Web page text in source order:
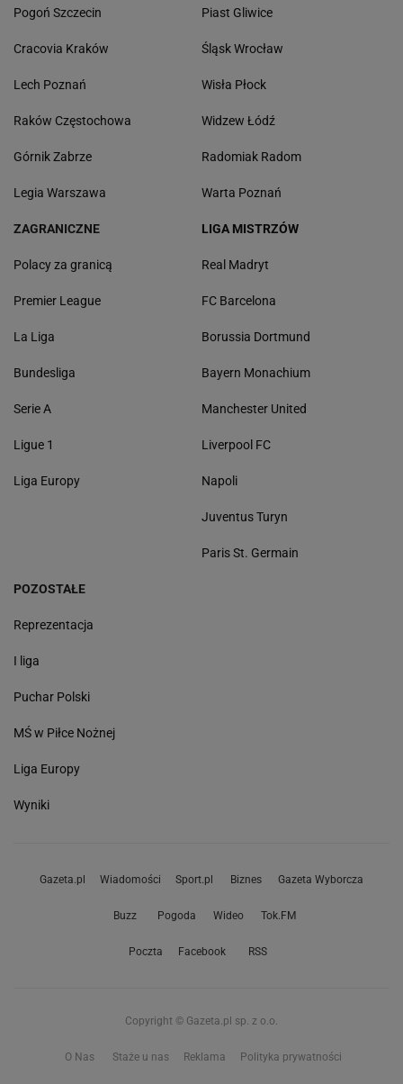
Pogoń Szczecin
Cracovia Kraków
Lech Poznań
Raków Częstochowa
Górnik Zabrze
Legia Warszawa
Piast Gliwice
Śląsk Wrocław
Wisła Płock
Widzew Łódź
Radomiak Radom
Warta Poznań
ZAGRANICZNE
Polacy za granicą
Premier League
La Liga
Bundesliga
Serie A
Ligue 1
Liga Europy
LIGA MISTRZÓW
Real Madryt
FC Barcelona
Borussia Dortmund
Bayern Monachium
Manchester United
Liverpool FC
Napoli
Juventus Turyn
Paris St. Germain
POZOSTAŁE
Reprezentacja
I liga
Puchar Polski
MŚ w Piłce Nożnej
Liga Europy
Wyniki
Gazeta.pl Wiadomości Sport.pl Biznes Gazeta Wyborcza
Buzz Pogoda Wideo Tok.FM
Poczta Facebook RSS
Copyright © Gazeta.pl sp. z o.o.
O Nas Staże u nas Reklama Polityka prywatności